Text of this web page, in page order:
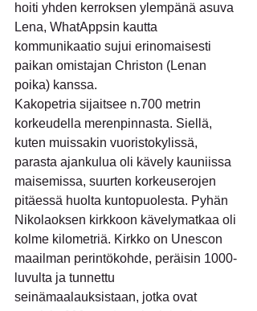
hoiti yhden kerroksen ylempänä asuva
Lena, WhatAppsin kautta
kommunikaatio sujui erinomaisesti
paikan omistajan Christon (Lenan
poika) kanssa.
Kakopetria sijaitsee n.700 metrin
korkeudella merenpinnasta. Siellä,
kuten muissakin vuoristokylissä,
parasta ajankulua oli kävely kauniissa
maisemissa, suurten korkeuserojen
pitäessä huolta kuntopuolesta. Pyhän
Nikolaoksen kirkkoon kävelymatkaa oli
kolme kilometriä. Kirkko on Unescon
maailman perintökohde, peräisin 1000-
luvulta ja tunnettu
seinämaalauksistaan, jotka ovat